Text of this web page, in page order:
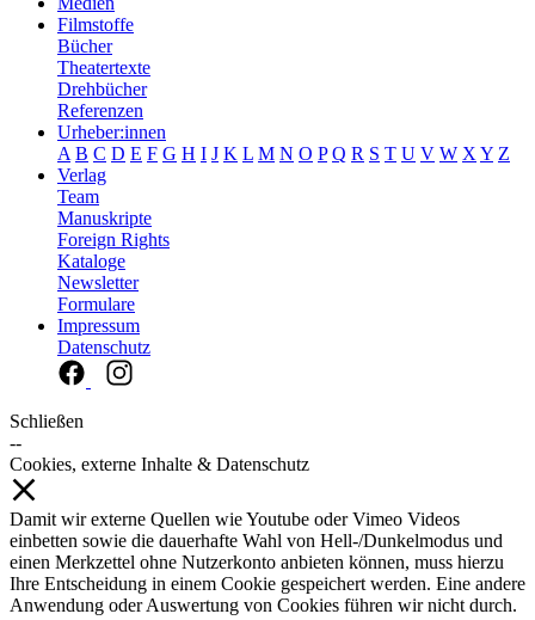
Filmstoffe
Bücher
Theatertexte
Drehbücher
Referenzen
Urheber:innen
A B C D E F G H I J K L M N O P Q R S T U V W X Y Z
Verlag
Team
Manuskripte
Foreign Rights
Kataloge
Newsletter
Formulare
Impressum
Datenschutz
Schließen
--
Cookies, externe Inhalte & Datenschutz
Damit wir externe Quellen wie Youtube oder Vimeo Videos
einbetten sowie die dauerhafte Wahl von Hell-/Dunkelmodus und
einen Merkzettel ohne Nutzerkonto anbieten können, muss hierzu
Ihre Entscheidung in einem Cookie gespeichert werden. Eine andere
Anwendung oder Auswertung von Cookies führen wir nicht durch.